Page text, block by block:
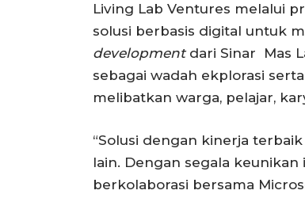
Living Lab Ventures melalui
solusi berbasis digital untuk
developmentdari Sinar Mas
sebagai wadah ekplorasi
melibatkan warga, pelajar,
“Solusi dengan kinerja
lain. Dengan segala
berkolaborasi bersama